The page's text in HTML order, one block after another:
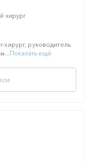
хирург
хирург, руководитель
Показать ещё